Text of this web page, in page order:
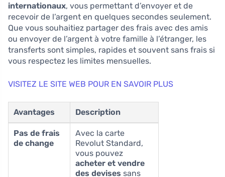
internationaux, vous permettant d’envoyer et de
recevoir de l’argent en quelques secondes seulement.
Que vous souhaitiez partager des frais avec des amis
ou envoyer de l’argent à votre famille à l’étranger, les
transferts sont simples, rapides et souvent sans frais si
vous respectez les limites mensuelles.
VISITEZ LE SITE WEB POUR EN SAVOIR PLUS
Avantages Description
Pas de frais
de change
Avec la carte
Revolut Standard,
vous pouvez
acheter et vendre
des devises sans